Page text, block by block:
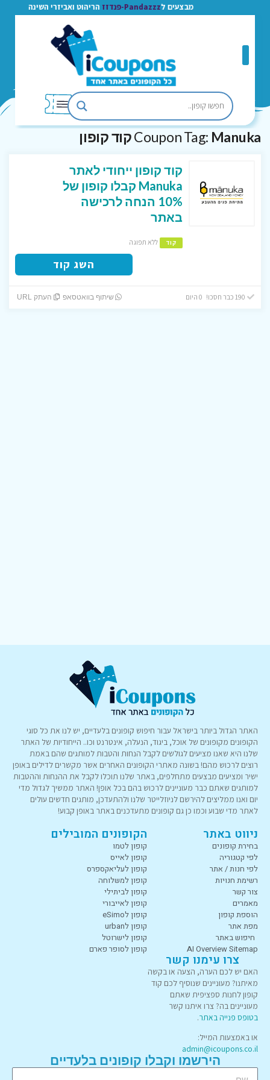
מבצעים ל Pandazzz-פנדזז הריהוט ואביזרי השינה
Coupon Tag: Manuka קוד קופון
קוד קופון ייחודי לאתר
Manuka קבלו קופון של
10% הנחה לרכישה
באתר
קוד ללא תפוגה
השג קוד
שיתוף בוואטסאפ העתק URL
האתר הגדול ביותר בישראל עבור חיפוש קופונים בלעדיים, יש לנו את כל סוגי
הקופונים מקופונים של אוכל, ביגוד, הנעלה, אינטרנט וכו.. הייחודיות של האתר
שלנו היא שאנו מציעים לגולשים לקבל הנחות והטבות למותגים שהם באמת
רוצים לרכוש מהם! בשונה מאתרי הקופונים האחרים אשר מקשרים לדילים באופן
ישיר ומציעים מבצעים מתחלפים, באתר שלנו תוכלו לקבל את ההנחות וההטבות
למותגים שאתם כבר מעוניינים לרכוש בהם בכל אופן! האתר ממשיך לגדול מדי
יום ואנו ממליצים להירשם לניוזלייטר שלנו ולהתעדכן, מותגים חדשים עולים
לאתר מדי שבוע וכמו כן גם קופונים מתעדכנים באתר באופן קבוע!
ניווט באתר
בחירת קופונים
לפי קטגוריה
לפי חנות / אתר
רשימת חנויות
צור קשר
מאמרים
הוספת קופון
מפת אתר
חיפוש באתר
AI Overview Sitemap
הקופונים המובילים
קופון לטמו
קופון לאייס
קופון לעליאקספרס
קופון למשלוחה
קופון לביתילי
קופון לאייבורי
קופון לeSimo
קופון לurban
קופון לישרוטל
קופון לסופר פארם
צרו עימנו קשר
האם יש לכם הערה, הצעה או בקשה
מאיתנו? מעוניינים שנוסיף לכם קוד
קופון לחנות ספציפית שאתם
מעוניינים בה? צרו איתנו קשר
בטופס פנייה באתר.
או באמצעות המייל:
admin@icoupons.co.il
הירשמו וקבלו קופונים בלעדיים